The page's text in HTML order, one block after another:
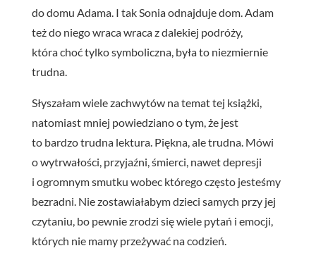
do domu Adama. I tak Sonia odnajduje dom. Adam
też do niego wraca wraca z dalekiej podróży,
która choć tylko symboliczna, była to niezmiernie
trudna.
Słyszałam wiele zachwytów na temat tej książki,
natomiast mniej powiedziano o tym, że jest
to bardzo trudna lektura. Piękna, ale trudna. Mówi
o wytrwałości, przyjaźni, śmierci, nawet depresji
i ogromnym smutku wobec którego często jesteśmy
bezradni. Nie zostawiałabym dzieci samych przy jej
czytaniu, bo pewnie zrodzi się wiele pytań i emocji,
których nie mamy przeżywać na codzień.